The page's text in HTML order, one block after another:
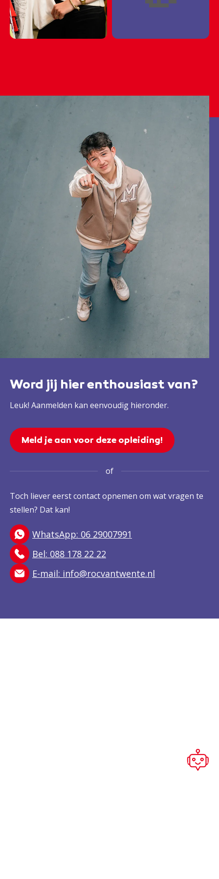
Word jij hier enthousiast van?
Leuk! Aanmelden kan eenvoudig hieronder.
Meld je aan voor deze opleiding!
of
Toch liever eerst contact opnemen om wat vragen te
stellen? Dat kan!
WhatsApp: 06 29007991
Bel: 088 178 22 22
E-mail: info@rocvantwente.nl